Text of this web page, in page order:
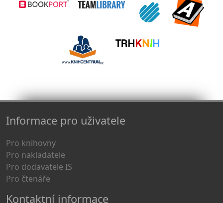
Informace pro uživatele
Pro knihovny
Pro nakladatele
Pro dodavatele IS
Pro čtenáře
Kontaktní informace